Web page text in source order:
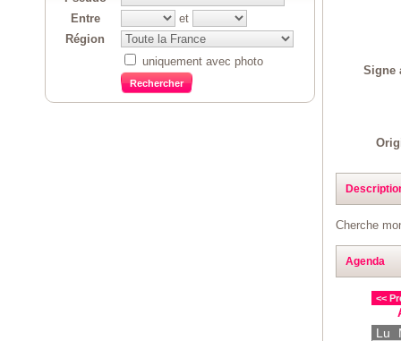
Signe
Cherche
Agenda
<<
Lu
Entre
et
Région
uniquement avec photo